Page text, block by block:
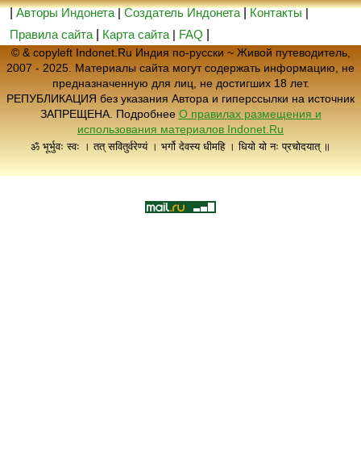
|Авторы Индонета|Создатель Индонета|Контакты|
Правила сайта
Карта сайта | FAQ
© & copyleft Indonet.Ru Индия по-русски ~ Живой путеводитель,
2007 - 2025. Материалы сайта могут содержать информацию, не
предназначенную для лиц, не достигших 18 лет.
РЕПУБЛИКАЦИЯ без указания Автора и гиперссылки на источник
ЗАПРЕЩЕНА. Подробнее О правилах размещения и
использования материалов Indonet.Ru
ॐ भूर्भुवः स्वः । तत् सवितुर्वरेण्यं । भर्गो देवस्य धीमहि । धियो यो नः प्रचोदयात् ॥